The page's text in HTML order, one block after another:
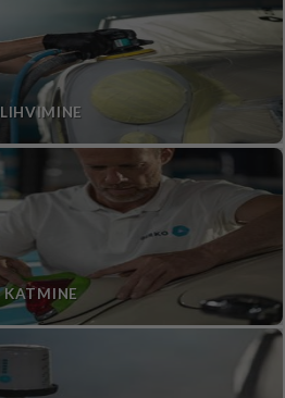
LIHVIMINE
KATMINE